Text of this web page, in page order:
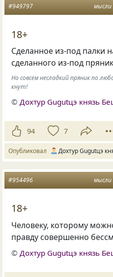
мысли
#949797
18+
Сделанное из-под палки
сделанного из-под
Но совсем несладкий пряник по
кнут!
© Дохтур Gugutцэ князь
94 7
Опубликовал Дохтур Gugutцэ
мысли
#954496
18+
Человеку, которому
правду совершенно
©Дохтур Gugutцэ князь